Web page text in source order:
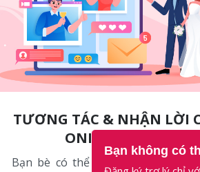
TƯƠNG TÁC & NHẬN LỜI
ONLINE TỨC THÌ
Bạn bè có thể gửi lời chúc phúc
Bạn không có